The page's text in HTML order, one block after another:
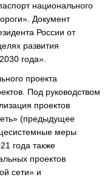
национального
Документ
России от
развития
года».
проекта
Под руководством
проектов
(предыдущее
меры
года также
проектов
сети» и